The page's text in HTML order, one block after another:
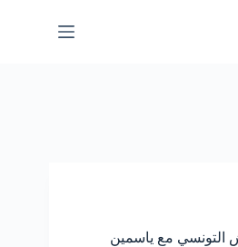
التونسي مع ياسمين